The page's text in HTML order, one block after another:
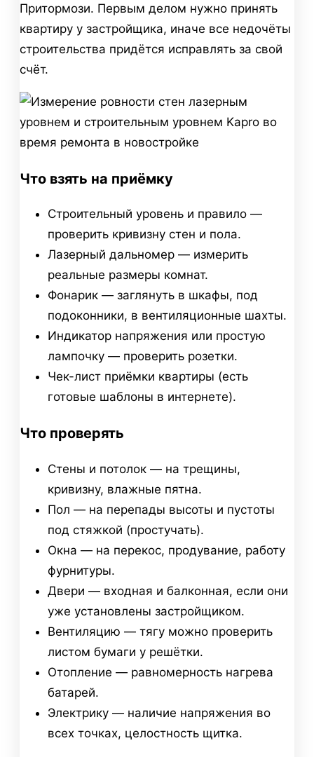
Притормози. Первым делом нужно принять
квартиру у застройщика, иначе все недочёты
строительства придётся исправлять за свой
счёт.
Что взять на приёмку
Строительный уровень и правило —
проверить кривизну стен и пола.
Лазерный дальномер — измерить
реальные размеры комнат.
Фонарик — заглянуть в шкафы, под
подоконники, в вентиляционные шахты.
Индикатор напряжения или простую
лампочку — проверить розетки.
Чек-лист приёмки квартиры (есть
готовые шаблоны в интернете).
Что проверять
Стены и потолок — на трещины,
кривизну, влажные пятна.
Пол — на перепады высоты и пустоты
под стяжкой (простучать).
Окна — на перекос, продувание, работу
фурнитуры.
Двери — входная и балконная, если они
уже установлены застройщиком.
Вентиляцию — тягу можно проверить
листом бумаги у решётки.
Отопление — равномерность нагрева
батарей.
Электрику — наличие напряжения во
всех точках, целостность щитка.